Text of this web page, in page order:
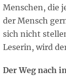
Menschen, die
der Mensch
sich nicht
Leserin, wird
Der Weg nach